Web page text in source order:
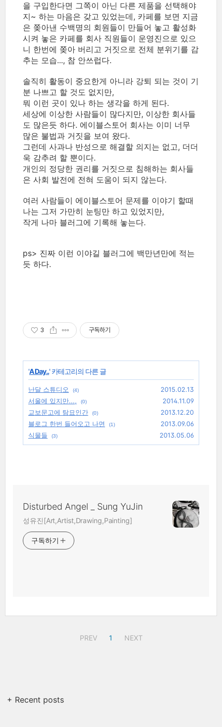
을 구입한다면 그쪽이 아닌 다른 제품을 선택해야
지~ 하는 마음은 갖고 있었는데, 카페를 보면 지금
은 쫒아낸 수백명의 회원들이 만들어 놓고 활성화
시켜 놓은 카페를 회사 직원들이 운영진으로 있으
니 한번에 쫒아 버리고 거짓으로 전체 분위기를 감
추는 모습..., 참 안쓰럽다.
솔직히 활동이 중요한게 아니라 강퇴 되는 것이 기
분 나쁘고 할 것도 없지만,
뭐 이런 곳이 있나 하는 생각을 하게 된다.
세상에 이상한 사람들이 많다지만, 이상한 회사들
도 많은듯 하다. 에이블스토어 회사는 이미 너무
많은 불법과 거짓을 보여 왔다.
그런데 사과나 반성으로 해결할 의지는 없고, 더더
욱 감추려 할 뿐이다.
개인의 정당한 권리를 거짓으로 침해하는 회사들
은 사회 발전에 전혀 도움이 되지 않는다.
여러 사람들이 에이블스토어 문제를 이야기 할때
나는 그저 가만히 눈팅만 하고 있었지만,
작게 나마 블러그에 기록해 놓는다.
ps> 진짜 이런 이야길 블러그에 백만년만에 적는
듯 하다.
3 구독하기
'A Day..' 카테고리의 다른 글
난달 스튜디오 (4)
2015.02.13
서울에 있지만...,
(0)
2014.11.09
교보문고에 탐묘인간
(0)
2013.12.20
블로그 한번 들어오고 나면
(1)
2013.09.06
식물들
(3) 2013.05.06
Disturbed Angel _ Sung YuJin
성유진[Art,Artist,Drawing,Painting]
구독하기
PREV 1 NEXT
+ Recent posts